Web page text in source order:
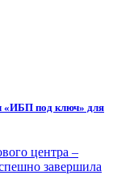
«ИБП под ключ» для
центра –
завершила